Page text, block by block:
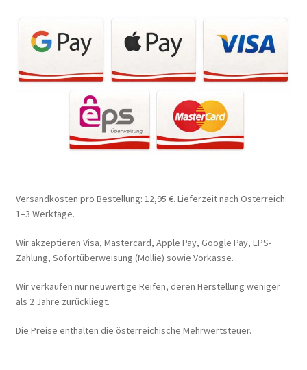
Versandkosten pro Bestellung: 12,95 €. Lieferzeit nach Österreich:
1–3 Werktage.
Wir akzeptieren Visa, Mastercard, Apple Pay, Google Pay, EPS-
Zahlung, Sofortüberweisung (Mollie) sowie Vorkasse.
Wir verkaufen nur neuwertige Reifen, deren Herstellung weniger
als 2 Jahre zurückliegt.
Die Preise enthalten die österreichische Mehrwertsteuer.